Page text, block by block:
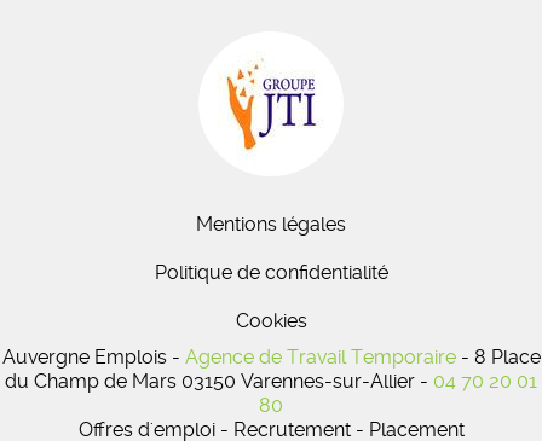
Mentions légales
Politique de confidentialité
Cookies
Auvergne Emplois - Agence de Travail Temporaire- 8 Place
du Champ de Mars 03150 Varennes-sur-Allier - 04 70 20 01
80
Offres d'emploi - Recrutement - Placement